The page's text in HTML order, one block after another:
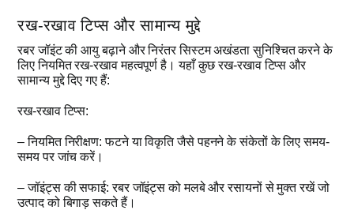
रख-रखाव टिप्स और सामान्य मुद्दे
रबर जॉइंट की आयु बढ़ाने और निरंतर सिस्टम अखंडता सुनिश्चित करने के
लिए नियमित रख-रखाव महत्वपूर्ण है। यहाँ कुछ रख-रखाव टिप्स और
सामान्य मुद्दे दिए गए हैं:
रख-रखाव टिप्स:
– नियमित निरीक्षण: फटने या विकृति जैसे पहनने के संकेतों के लिए समय-
समय पर जांच करें।
– जॉइंट्स की सफाई: रबर जॉइंट्स को मलबे और रसायनों से मुक्त रखें जो
उत्पाद को बिगाड़ सकते हैं।